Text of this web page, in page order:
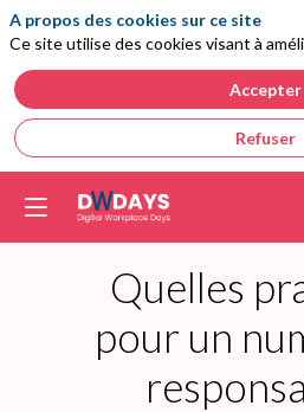
Quelles
pour un
A propos des cookies sur ce site
Ce site utilise des cookies visant à
Accepter
Refuser